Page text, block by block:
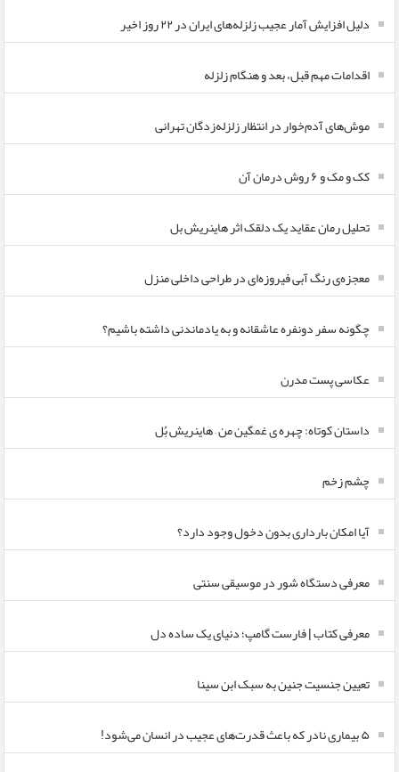
دلیل افزایش آمار عجیب زلزله‌های ایران در ۲۲ روز اخیر
اقدامات مهم قبل، بعد و هنگام زلزله
موش‌های آدم‌خوار در انتظار زلزله‌زدگان تهرانی
کک و مک و ۶ روش درمان آن
تحلیل رمان عقاید یک دلقک اثر هاینریش بل
معجزه‌ی رنگ آبی فیروزه‌ای در طراحی داخلی منزل
چگونه سفر دونفره عاشقانه و به یادماندنی داشته باشیم؟
عکاسی پست مدرن
داستان کوتاه: چهره ی غمگین من – هاینریش بُل
چشم زخم
آیا امکان بارداری بدون دخول وجود دارد؟
معرفی دستگاه شور در موسیقی سنتی
معرفی کتاب | فارست گامپ؛ دنیای یک ساده دل
تعیین جنسیت جنین به سبک ابن سینا
۵ بیماری نادر که باعث قدرت‌های عجیب در انسان می‌شود!